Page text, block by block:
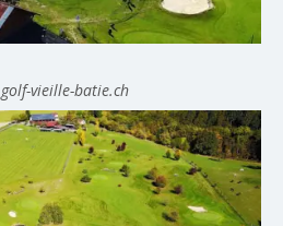
vieille-batie.ch